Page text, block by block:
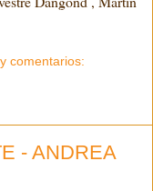
comentarios:
- ANDREA